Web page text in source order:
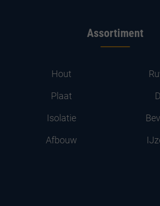
Assortiment
Hout
Plaat
Isolatie
Afbouw